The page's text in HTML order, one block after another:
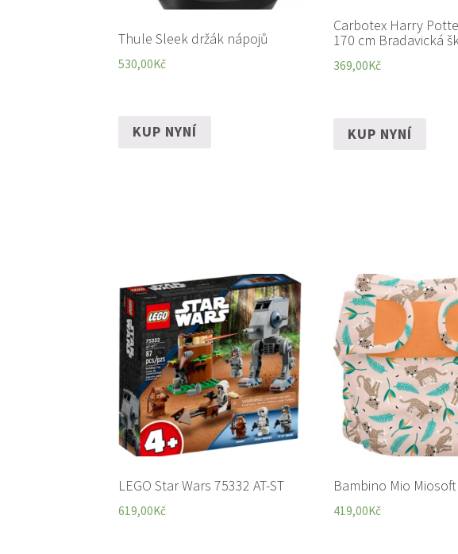
Thule Sleek držák nápojů
530,00Kč
KUP NYNÍ
Carbotex Harry
170 cm Bradavická
369,00Kč
KUP NYNÍ
LEGO Star Wars 75332 AT-ST
619,00Kč
Bambino Mio
419,00Kč